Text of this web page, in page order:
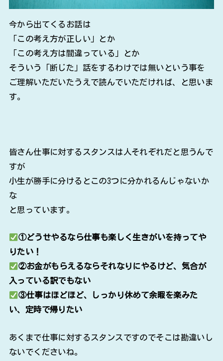
今から出てくるお話は
「この考え方が正しい」とか
「この考え方は間違っている」とか
そういう「断じた」話をするわけでは無いという事を
ご理解いただいたうえで読んでいただければ、と思いま
す。
皆さん仕事に対するスタンスは人それぞれだと思うんで
すが
小生が勝手に分けるとこの3つに分かれるんじゃないか
な
と思っています。
①どうせやるなら仕事も楽しく生きがいを持ってや
りたい！
②お金がもらえるならそれなりにやるけど、気合が
入っている訳でもない
③仕事はほどほど、しっかり休めて余暇を楽みた
い、定時で帰りたい
あくまで仕事に対するスタンスですのでそこは勘違いし
ないでくださいね。